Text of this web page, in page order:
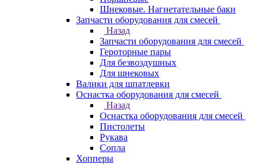
Шнековые. Нагнетательные баки
Запчасти оборудования для смесей
Назад
Запчасти оборудования для смесей
Героторные пары
Для безвоздушных
Для шнековых
Валики для шпатлевки
Оснастка оборудования для смесей
Назад
Оснастка оборудования для смесей
Пистолеты
Рукава
Сопла
Хопперы